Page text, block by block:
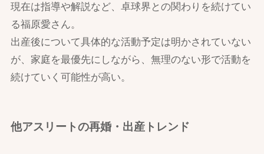
現在は指導や解説など、卓球界との関わりを続けてい
る福原愛さん。
出産後について具体的な活動予定は明かされていない
が、家庭を最優先にしながら、無理のない形で活動を
続けていく可能性が高い。
他アスリートの再婚・出産トレンド